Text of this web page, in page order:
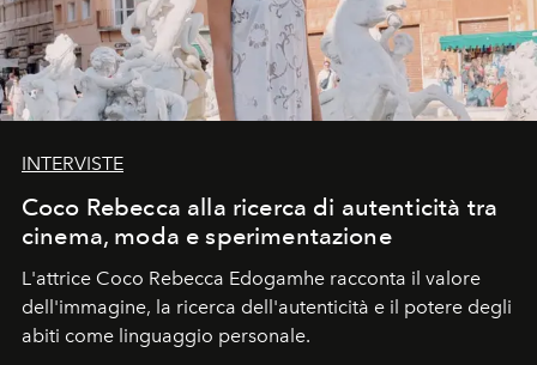
INTERVISTE
Coco Rebecca alla ricerca di autenticità tra
cinema, moda e sperimentazione
L'attrice Coco Rebecca Edogamhe racconta il valore
dell'immagine, la ricerca dell'autenticità e il potere degli
abiti come linguaggio personale.